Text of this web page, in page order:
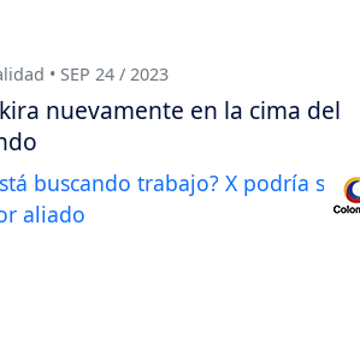
• SEP 24 / 2023
nuevamente en la cima del